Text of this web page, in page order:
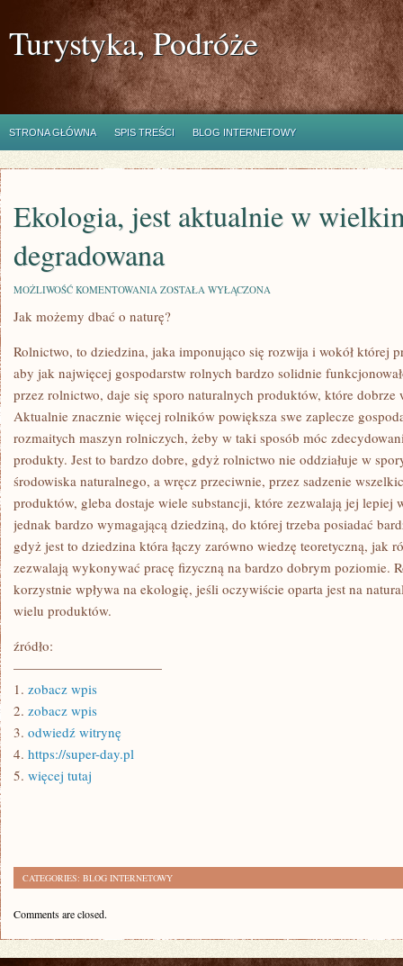
Turystyka, Podróże
STRONA GŁÓWNA SPIS TREŚCI BLOG INTERNETOWY
Ekologia, jest aktualnie w
degradowana
MOŻLIWOŚĆ KOMENTOWANIA EKOLOGIA,
AKTUALNIE
W
STOPNIU
DEGRADOWANA
ZOSTAŁA WYŁĄCZONA
Jak możemy dbać o naturę?
Rolnictwo, to dziedzina, jaka imponująco się rozwija i wokół której
aby jak najwięcej gospodarstw rolnych bardzo solidnie
przez rolnictwo, daje się sporo naturalnych produktów, które dobrze
Aktualnie znacznie więcej rolników powiększa swe zaplecze
rozmaitych maszyn rolniczych, żeby w taki sposób móc
produkty. Jest to bardzo dobre, gdyż rolnictwo nie oddziałuje w
środowiska naturalnego, a wręcz przeciwnie, przez sadzenie
produktów, gleba dostaje wiele substancji, które zezwalają jej lepiej
jednak bardzo wymagającą dziedziną, do której trzeba posiadać
gdyż jest to dziedzina która łączy zarówno wiedzę teoretyczną, jak
zezwalają wykonywać pracę fizyczną na bardzo dobrym poziomie.
korzystnie wpływa na ekologię, jeśli oczywiście oparta jest na
wielu produktów.
źródło:
———————————
1. zobacz wpis
2. zobacz wpis
3. odwiedź witrynę
4. https://super-day.pl
5. więcej tutaj
CATEGORIES: BLOG INTERNETOWY
Comments are closed.